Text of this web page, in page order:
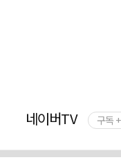
네이버TV 구독 +